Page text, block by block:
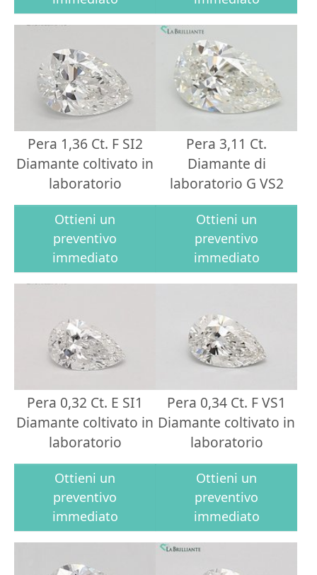
Pera 1,36 Ct. F SI2
Diamante coltivato in
laboratorio
Ottieni un
preventivo
immediato
Pera 3,11 Ct.
Diamante di
laboratorio G VS2
Ottieni un
preventivo
immediato
Pera 0,32 Ct. E SI1
Diamante coltivato in
laboratorio
Ottieni un
preventivo
immediato
Pera 0,34 Ct. F VS1
Diamante coltivato in
laboratorio
Ottieni un
preventivo
immediato